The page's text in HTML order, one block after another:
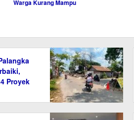
Warga Kurang Mampu
Proyek